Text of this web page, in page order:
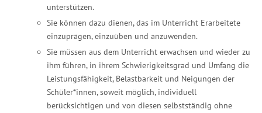
unterstützen.
Sie können dazu dienen, das im Unterricht Erarbeitete
einzuprägen, einzuüben und anzuwenden.
Sie müssen aus dem Unterricht erwachsen und wieder zu
ihm führen, in ihrem Schwierigkeitsgrad und Umfang die
Leistungsfähigkeit, Belastbarkeit und Neigungen der
Schüler*innen, soweit möglich, individuell
berücksichtigen und von diesen selbstständig ohne